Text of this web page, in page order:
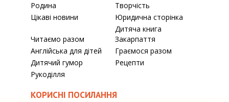
Родина
Творчість
Цікаві новини
Юридична сторінка
Читаємо разом
Дитяча книга
Закарпаття
Англійська для дітей
Граємося разом
Дитячий гумор
Рецепти
Рукоділля
КОРИСНІ ПОСИЛАННЯ